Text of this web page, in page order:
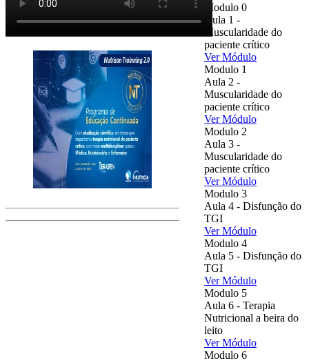
Modulo 0
Aula 1 -
Muscularidade do
paciente crítico
Ver Módulo
Modulo 1
Aula 2 -
Muscularidade do
paciente crítico
Ver Módulo
Modulo 2
Aula 3 -
Muscularidade do
paciente crítico
Ver Módulo
Modulo 3
Aula 4 - Disfunção do
TGI
Ver Módulo
Modulo 4
Aula 5 - Disfunção do
TGI
Ver Módulo
Modulo 5
Aula 6 - Terapia
Nutricional a beira do
leito
Ver Módulo
Modulo 6